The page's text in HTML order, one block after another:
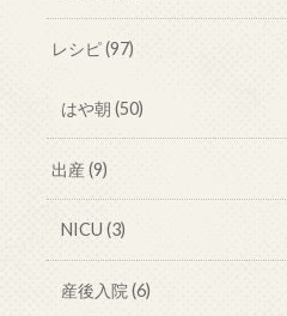
レシピ(97)
はや朝 (50)
出産(9)
NICU (3)
産後入院 (6)